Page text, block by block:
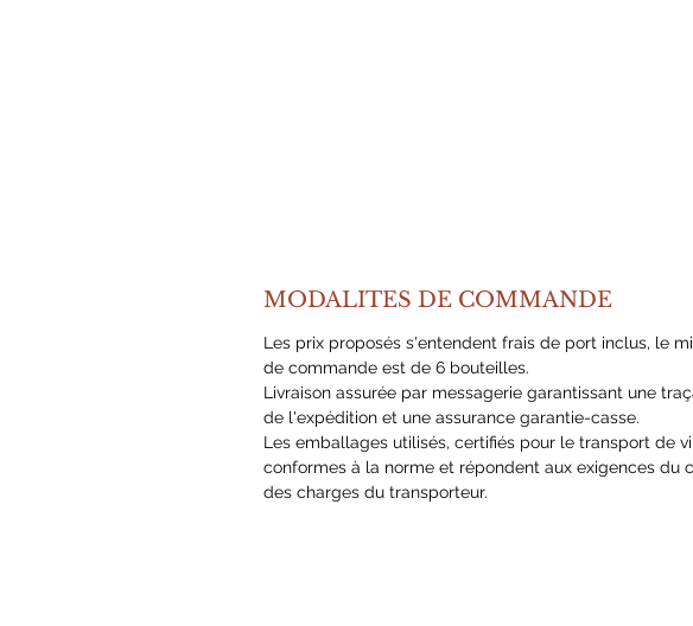
MODALITES DE COMMANDE
Les prix proposés s'entendent frais de port inclus, le
de commande est de 6 bouteilles.
Livraison assurée par messagerie garantissant une
de l'expédition et une assurance garantie-casse.
Les emballages utilisés, certifiés pour le transport de
conformes à la norme et répondent aux exigences du
des charges du transporteur.